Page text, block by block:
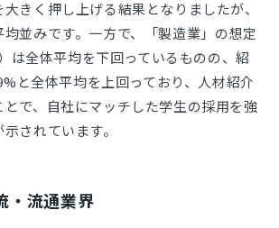
きく押し上げる結果となりましたが、
並みです。一方で、「製造業」の想定
は全体平均を下回っているものの、紹
と全体平均を上回っており、人材紹介
で、自社にマッチした学生の採用を強
されています。
・流通業界